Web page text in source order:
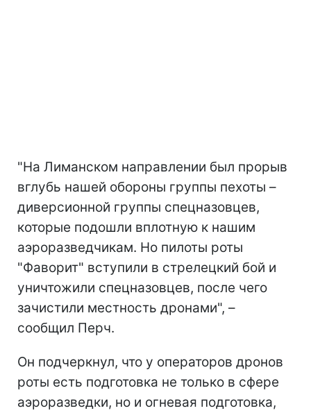
"На Лиманском направлении был прорыв
вглубь нашей обороны группы пехоты –
диверсионной группы спецназовцев,
которые подошли вплотную к нашим
аэроразведчикам. Но пилоты роты
"Фаворит" вступили в стрелецкий бой и
уничтожили спецназовцев, после чего
зачистили местность дронами", –
сообщил Перч.
Он подчеркнул, что у операторов дронов
роты есть подготовка не только в сфере
аэроразведки, но и огневая подготовка,